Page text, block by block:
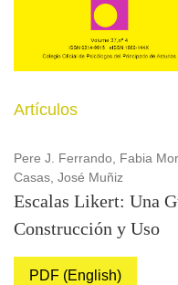
Artículos
Pere J. Ferrando, Fabia
Casas, José Muñiz
Escalas Likert: Una
Construcción y Uso
PDF (English)